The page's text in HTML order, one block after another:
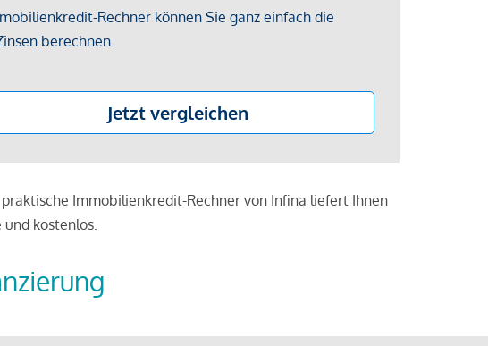
Immobilienkredit-Rechner von Infina liefert Ihnen
kostenlos.